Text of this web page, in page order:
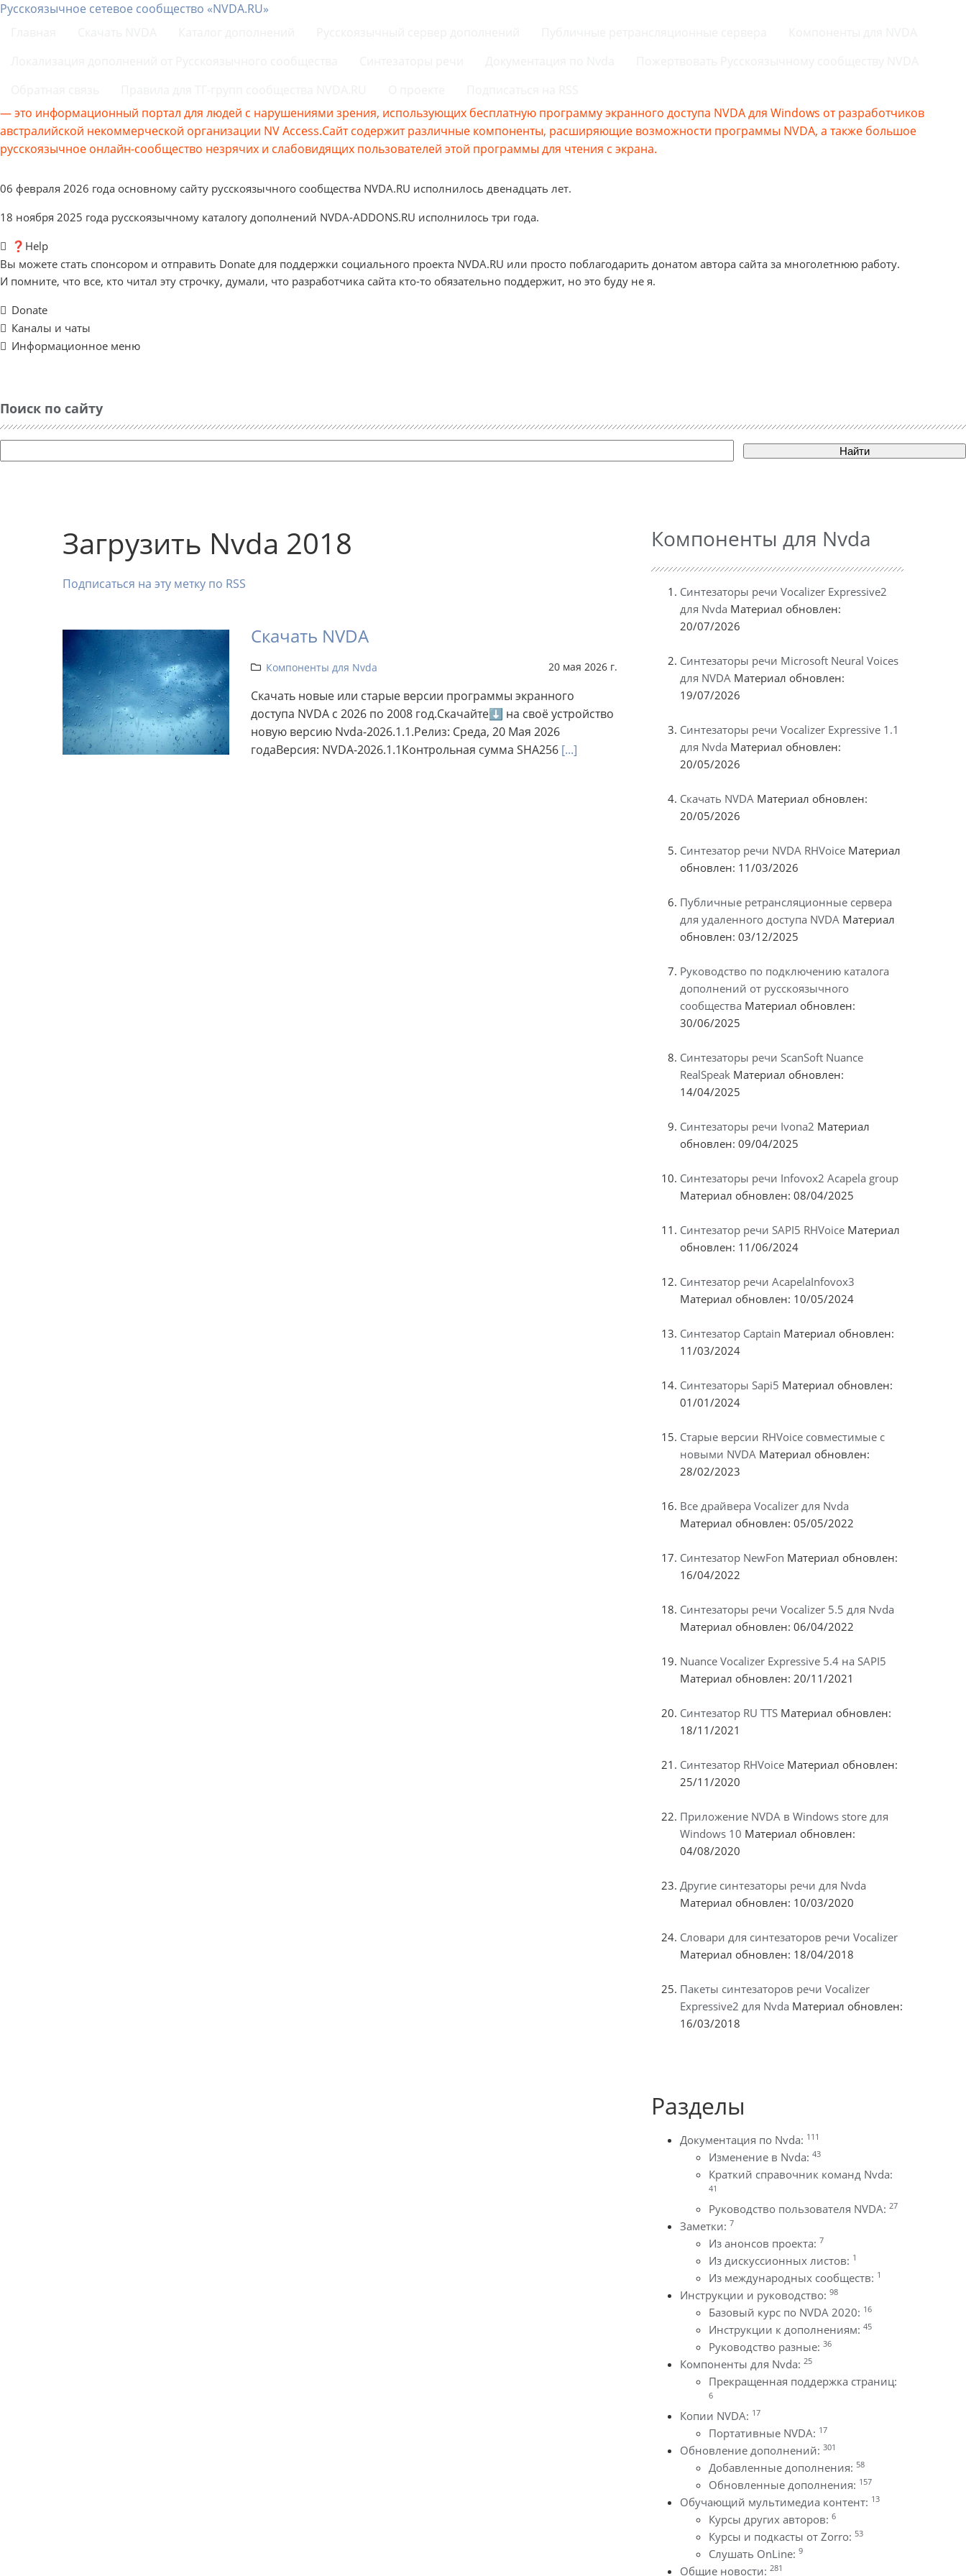
Русскоязычное сетевое сообщество «NVDA.RU»
— это информационный портал для людей с нарушениями зрения, использующих бесплатную программу экранного доступа NVDA для Windows от разработчиков
австралийской некоммерческой организации NV Access.Сайт содержит различные компоненты, расширяющие возможности программы NVDA, а также большое
русскоязычное онлайн-сообщество незрячих и слабовидящих пользователей этой программы для чтения с экрана.
06 февраля 2026 года основному сайту русскоязычного сообщества NVDA.RU исполнилось двенадцать лет.
18 ноября 2025 года русскоязычному каталогу дополнений NVDA-ADDONS.RU исполнилось три года.
❓Help
Вы можете стать спонсором и отправить Donate для поддержки социального проекта NVDA.RU или просто поблагодарить донатом автора сайта за многолетнюю работу.
И помните, что все, кто читал эту строчку, думали, что разработчика сайта кто-то обязательно поддержит, но это буду не я.
Donate
Каналы и чаты
Информационное меню
Поиск по сайту
Найти
Загрузить Nvda 2018
Подписаться на эту метку по RSS
Скачать NVDA
Компоненты для Nvda 20 мая 2026 г.
Скачать новые или старые версии программы экранного
доступа NVDA с 2026 по 2008 год.Скачайте⬇ на своё устройство
новую версию Nvda-2026.1.1.Релиз: Среда, 20 Мая 2026
годаВерсия: NVDA-2026.1.1Контрольная сумма SHA256 [...]
Компоненты для Nvda
Синтезаторы речи Vocalizer Expressive2
для Nvda Материал обновлен:
20/07/2026
Синтезаторы речи Microsoft Neural Voices
для NVDA Материал обновлен:
19/07/2026
Синтезаторы речи Vocalizer Expressive 1.1
для Nvda Материал обновлен:
20/05/2026
Скачать NVDA Материал обновлен:
20/05/2026
Синтезатор речи NVDA RHVoice Материал
обновлен: 11/03/2026
Публичные ретрансляционные сервера
для удаленного доступа NVDA Материал
обновлен: 03/12/2025
Руководство по подключению каталога
дополнений от русскоязычного
сообщества Материал обновлен:
30/06/2025
Синтезаторы речи ScanSoft Nuance
RealSpeak Материал обновлен:
14/04/2025
Синтезаторы речи Ivona2 Материал
обновлен: 09/04/2025
Синтезаторы речи Infovox2 Acapela group
Материал обновлен: 08/04/2025
Синтезатор речи SAPI5 RHVoice Материал
обновлен: 11/06/2024
Синтезатор речи AcapelaInfovox3
Материал обновлен: 10/05/2024
Синтезатор Captain Материал обновлен:
11/03/2024
Синтезаторы Sapi5 Материал обновлен:
01/01/2024
Старые версии RHVoice совместимые с
новыми NVDA Материал обновлен:
28/02/2023
Все драйвера Vocalizer для Nvda
Материал обновлен: 05/05/2022
Синтезатор NewFon Материал обновлен:
16/04/2022
Синтезаторы речи Vocalizer 5.5 для Nvda
Материал обновлен: 06/04/2022
Nuance Vocalizer Expressive 5.4 на SAPI5
Материал обновлен: 20/11/2021
Синтезатор RU TTS Материал обновлен:
18/11/2021
Синтезатор RHVoice Материал обновлен:
25/11/2020
Приложение NVDA в Windows store для
Windows 10 Материал обновлен:
04/08/2020
Другие синтезаторы речи для Nvda
Материал обновлен: 10/03/2020
Словари для синтезаторов речи Vocalizer
Материал обновлен: 18/04/2018
Пакеты синтезаторов речи Vocalizer
Expressive2 для Nvda Материал обновлен:
16/03/2018
Разделы
Документация по Nvda: 111
Изменение в Nvda: 43
Краткий справочник команд Nvda:
41
Руководство пользователя NVDA: 27
Заметки: 7
Из анонсов проекта: 7
Из дискуссионных листов: 1
Из международных сообществ: 1
Инструкции и руководство: 98
Базовый курс по NVDA 2020: 16
Инструкции к дополнениям: 45
Руководство разные: 36
Компоненты для Nvda: 25
Прекращенная поддержка страниц:
6
Копии NVDA: 17
Портативные NVDA: 17
Обновление дополнений: 301
Добавленные дополнения: 58
Обновленные дополнения: 157
Обучающий мультимедиа контент: 13
Курсы других авторов: 6
Курсы и подкасты от Zorro: 53
Слушать OnLine: 9
Общие новости: 281